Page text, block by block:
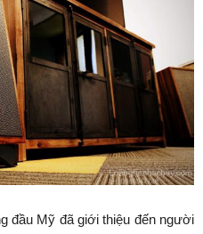
đầu Mỹ đã giới thiệu đến người